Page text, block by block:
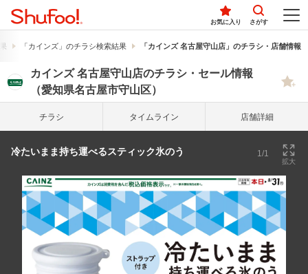
お気に入り さがす
「カインズ」のチラシ検索結果 「カインズ 名古屋守山店」のチラシ・店舗情報
カインズ 名古屋守山店のチラシ・セール情報
（愛知県名古屋市守山区）
チラシ タイム ライン 店舗詳細
冷たいまま持ち運べるスティック氷のう 1/1
拡大